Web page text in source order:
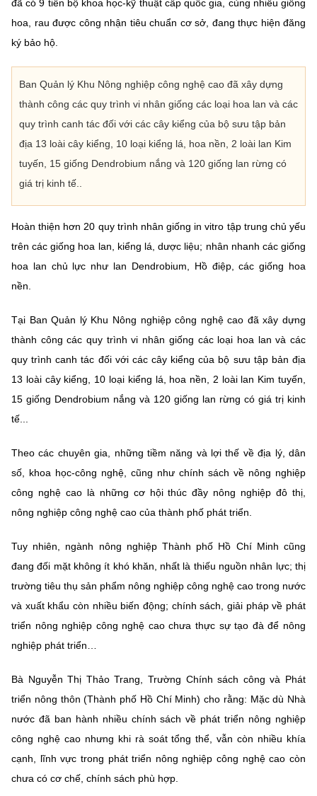
đã có 9 tiến bộ khoa học-kỹ thuật cấp quốc gia, cùng nhiều giống
hoa, rau được công nhận tiêu chuẩn cơ sở, đang thực hiện đăng
ký bảo hộ.
Ban Quản lý Khu Nông nghiệp công nghệ cao đã xây dựng
thành công các quy trình vi nhân giống các loại hoa lan và các
quy trình canh tác đối với các cây kiểng của bộ sưu tập bản
địa 13 loài cây kiểng, 10 loại kiểng lá, hoa nền, 2 loài lan Kim
tuyến, 15 giống Dendrobium nắng và 120 giống lan rừng có
giá trị kinh tế..
Hoàn thiện hơn 20 quy trình nhân giống in vitro tập trung chủ yếu
trên các giống hoa lan, kiểng lá, dược liệu; nhân nhanh các giống
hoa lan chủ lực như lan Dendrobium, Hồ điệp, các giống hoa
nền.
Tại Ban Quản lý Khu Nông nghiệp công nghệ cao đã xây dựng
thành công các quy trình vi nhân giống các loại hoa lan và các
quy trình canh tác đối với các cây kiểng của bộ sưu tập bản địa
13 loài cây kiểng, 10 loại kiểng lá, hoa nền, 2 loài lan Kim tuyến,
15 giống Dendrobium nắng và 120 giống lan rừng có giá trị kinh
tế...
Theo các chuyên gia, những tiềm năng và lợi thế về địa lý, dân
số, khoa học-công nghệ, cũng như chính sách về nông nghiệp
công nghệ cao là những cơ hội thúc đầy nông nghiệp đô thị,
nông nghiệp công nghệ cao của thành phố phát triển.
Tuy nhiên, ngành nông nghiệp Thành phố Hồ Chí Minh cũng
đang đối mặt không ít khó khăn, nhất là thiếu nguồn nhân lực; thị
trường tiêu thụ sản phẩm nông nghiệp công nghệ cao trong nước
và xuất khẩu còn nhiều biến động; chính sách, giải pháp về phát
triển nông nghiệp công nghệ cao chưa thực sự tạo đà để nông
nghiệp phát triển…
Bà Nguyễn Thị Thảo Trang, Trường Chính sách công và Phát
triển nông thôn (Thành phố Hồ Chí Minh) cho rằng: Mặc dù Nhà
nước đã ban hành nhiều chính sách về phát triển nông nghiệp
công nghệ cao nhưng khi rà soát tổng thể, vẫn còn nhiều khía
cạnh, lĩnh vực trong phát triển nông nghiệp công nghệ cao còn
chưa có cơ chế, chính sách phù hợp.